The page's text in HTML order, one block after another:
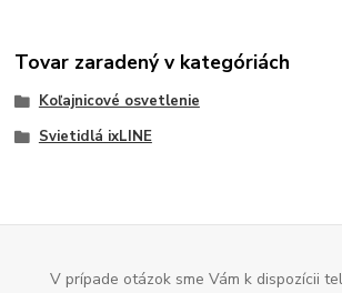
Tovar zaradený v kategóriách
Koľajnicové osvetlenie
Svietidlá ixLINE
V prípade otázok sme Vám k dispozícii